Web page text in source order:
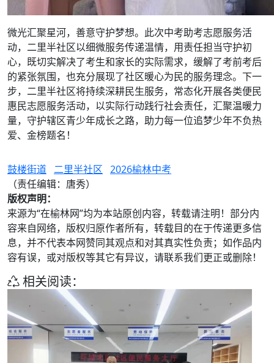
微光汇聚星河，善意守护梦想。此次中考助考志愿服务活
动，二里半社区以细微服务传递温情，用责任担当守护初
心，既切实解决了考生和家长的实际需求，缓解了考前考后
的紧张氛围，也充分展现了社区暖心为民的服务理念。下一
步，二里半社区将持续深耕民生服务，常态化开展各类便民
惠民志愿服务活动，以实际行动践行社会责任，汇聚温暖力
量，守护辖区青少年成长之路，助力每一位追梦少年不负热
爱、金榜题名！
鼓楼街道 二里半社区 2026榆林中考
（责任编辑：唐秀）
版权声明：
来源为“在榆林网”均为本站原创内容，转载请注明！部分内
容来自网络，版权归原作者所有，转载目的在于传递更多信
息，并不代表本网赞同其观点和对其真实性负责；如作品内
容有误，或对版权等其它有异议，请联系我们更正或删除！
相关阅读：